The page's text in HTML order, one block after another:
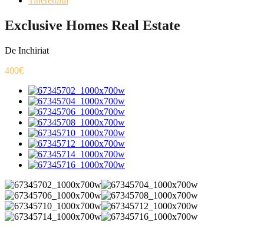
Exclusive Homes Real Estate
De Inchiriat
400€